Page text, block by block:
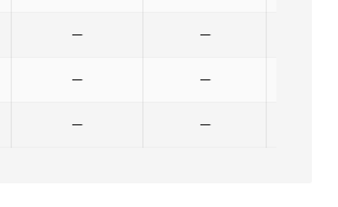
— —
— —
— —